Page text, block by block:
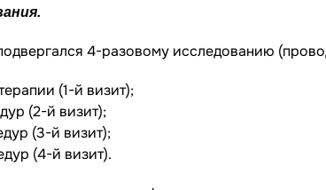
4-разовому исследованию
(1-й визит);
(2-й визит);
(3-й визит);
(4-й визит).